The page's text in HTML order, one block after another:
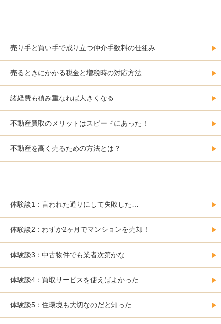
売り手と買い手で成り立つ仲介手数料の仕組み
売るときにかかる税金と増税時の対応方法
諸経費も積み重なれば大きくなる
不動産買取のメリットはスピードにあった！
不動産を高く売るための方法とは？
体験談1：言われた通りにして失敗した…
体験談2：わずか2ヶ月でマンションを売却！
体験談3：中古物件でも業者次第かな
体験談4：買取サービスを使えばよかった
体験談5：住環境も大切なのだと知った